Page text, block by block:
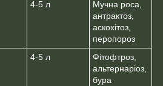
4-5 л
Мучна роса,
антрактоз,
аскохітоз,
перопороз
4-5 л
Фітофтроз,
альтернаріоз,
бура